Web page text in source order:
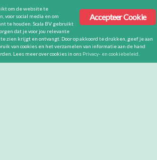
Accepteer Cookie
om de website te
voor social media en om
te houden. Scala BV gebruikt
dat je voor jou relevante
zien krijgt en ontvangt. Door op akkoord te drukken, geef je aan
van cookies en het verzamelen van informatie aan de hand
Lees meer over cookies in ons Privacy- en cookiebeleid